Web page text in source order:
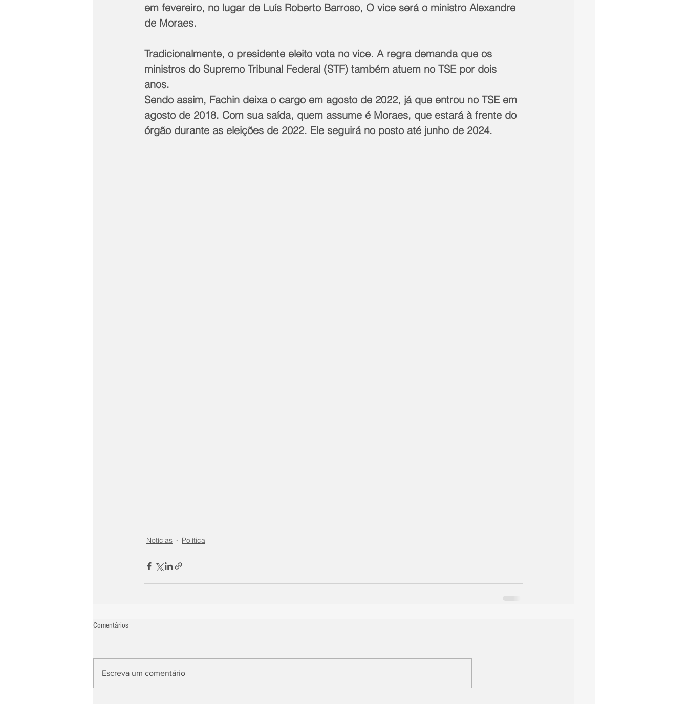
em fevereiro, no lugar de Luís Roberto Barroso, O vice será o ministro Alexandre
de Moraes.
Tradicionalmente, o presidente eleito vota no vice. A regra demanda que os
ministros do Supremo Tribunal Federal (STF) também atuem no TSE por dois
anos.
Sendo assim, Fachin deixa o cargo em agosto de 2022, já que entrou no TSE em
agosto de 2018. Com sua saída, quem assume é Moraes, que estará à frente do
órgão durante as eleições de 2022. Ele seguirá no posto até junho de 2024.
Notícias Política
Comentários
Escreva um comentário